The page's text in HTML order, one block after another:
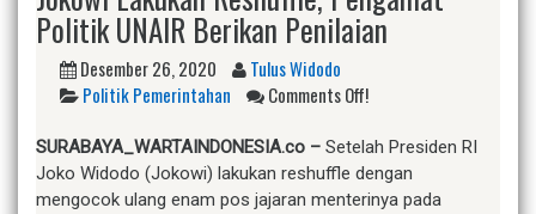
Politik UNAIR Berikan Penilaian
Desember 26, 2020
Tulus Widodo
Politik Pemerintahan
Comments Off!
SURABAYA_WARTAINDONESIA.co – Setelah Presiden RI
Joko Widodo (Jokowi) lakukan reshuffle dengan
mengocok ulang enam pos jajaran menterinya pada